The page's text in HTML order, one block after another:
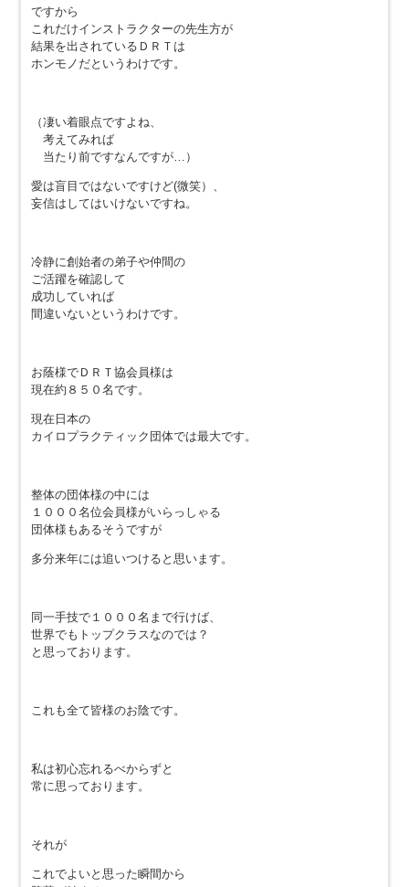
ですから
これだけインストラクターの先生方が
結果を出されているＤＲＴは
ホンモノだというわけです。
（凄い着眼点ですよね、
考えてみれば
当たり前ですなんですが…）
愛は盲目ではないですけど(微笑）、
妄信はしてはいけないですね。
冷静に創始者の弟子や仲間の
ご活躍を確認して
成功していれば
間違いないというわけです。
お蔭様でＤＲＴ協会員様は
現在約８５０名です。
現在日本の
カイロプラクティック団体では最大です。
整体の団体様の中には
１０００名位会員様がいらっしゃる
団体様もあるそうですが
多分来年には追いつけると思います。
同一手技で１０００名まで行けば、
世界でもトップクラスなのでは？
と思っております。
これも全て皆様のお陰です。
私は初心忘れるべからずと
常に思っております。
それが
これでよいと思った瞬間から